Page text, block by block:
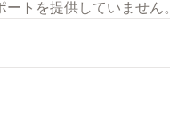
トを提供していません。